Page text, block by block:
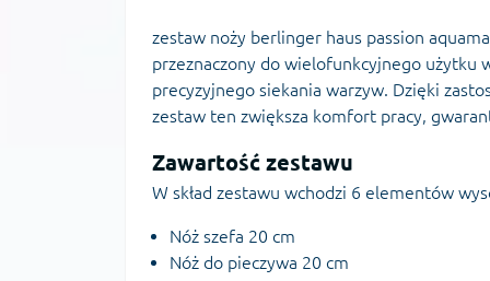
zestaw noży berlinger haus passion
przeznaczony do wielofunkcyjnego użytku
precyzyjnego siekania warzyw. Dzięki
zestaw ten zwiększa komfort pracy,
Zawartość zestawu
W skład zestawu wchodzi 6 elementów
Nóż szefa 20 cm
Nóż do pieczywa 20 cm